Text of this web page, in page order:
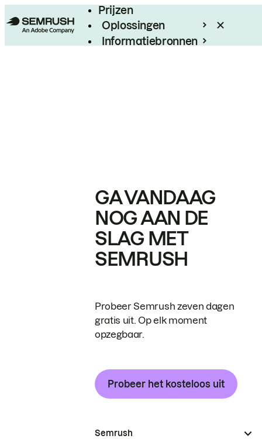
Prijzen
Oplossingen
Informatiebronnen
GA VANDAAG
NOG AAN DE
SLAG MET
SEMRUSH
Probeer Semrush zeven dagen
gratis uit. Op elk moment
opzegbaar.
Probeer het kosteloos uit
Semrush